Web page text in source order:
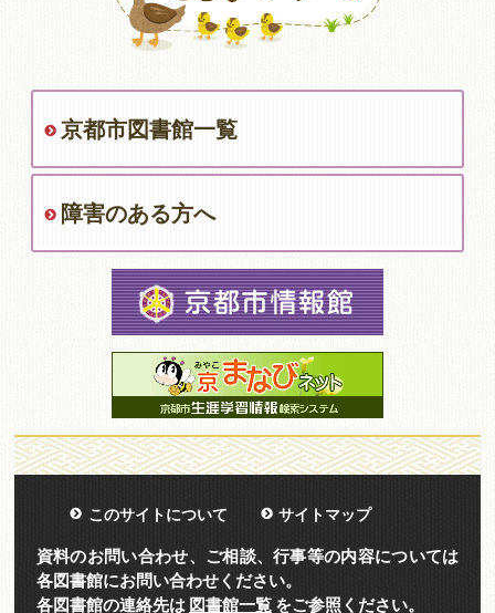
京都市図書館一覧
障害のある方へ
このサイトについて サイトマップ
資料のお問い合わせ、ご相談、行事等の内容については
各図書館にお問い合わせください。
各図書館の連絡先は 図書館一覧をご参照ください。